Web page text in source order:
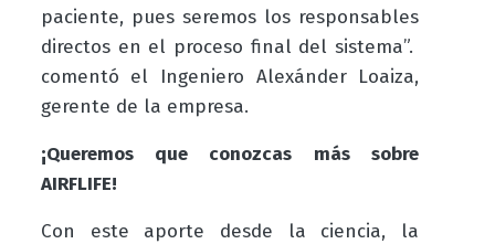
paciente, pues seremos los responsables
directos en el proceso final del sistema”.
comentó el Ingeniero Alexánder Loaiza,
gerente de la empresa.
¡Queremos que conozcas más sobre
AIRFLIFE!
Con este aporte desde la ciencia, la